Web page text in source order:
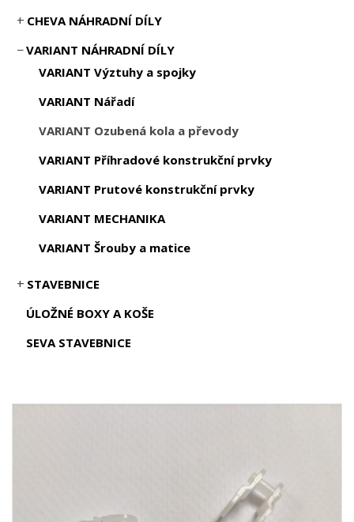
CHEVA NÁHRADNÍ DÍLY
VARIANT NÁHRADNÍ DÍLY
VARIANT Výztuhy a spojky
VARIANT Nářadí
VARIANT Ozubená kola a převody
VARIANT Příhradové konstrukční prvky
VARIANT Prutové konstrukční prvky
VARIANT MECHANIKA
VARIANT Šrouby a matice
STAVEBNICE
ÚLOŽNÉ BOXY A KOŠE
SEVA STAVEBNICE